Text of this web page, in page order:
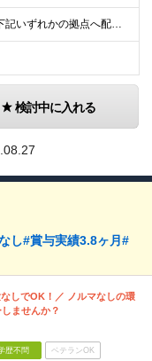
ご希望を考慮のうえ、下記いずれかの拠点へ配属します。 ※自動車通勤可能（要相談） 【東北エリア】 仙台支店、盛岡支店、福島支店 【関東エリア】 東京本社、東京支店、埼玉支店、千葉支店、群馬支店、東
検討中に入れる
し#賞与実績3.8ヶ月#
しでOK！／ ノルマなしの環
ませんか？
歴不問 ベテランOK